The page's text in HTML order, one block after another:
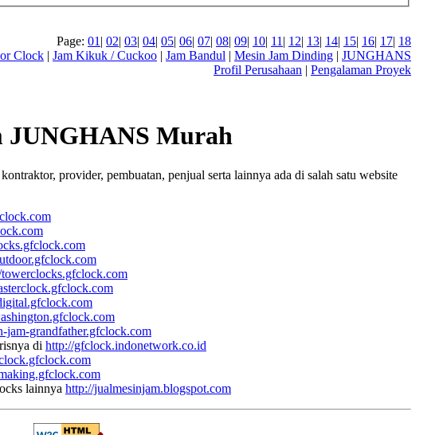
Page: 01 | 02| 03| 04| 05| 06| 07| 08| 09| 10| 11 | 12| 13| 14| 15| 16| 17| 18
Clock | Jam Kikuk / Cuckoo | Jam Bandul | Mesin Jam Dinding | JUNGHANS
Profil Perusahaan | Pengalaman Proyek
JUNGHANS Murah
provider, pembuatan, penjual serta lainnya ada di salah satu website
jam-grandfather.gfclock.com
di http://gfclock.indonetwork.co.id
lainnya http://jualmesinjam.blogspot.com